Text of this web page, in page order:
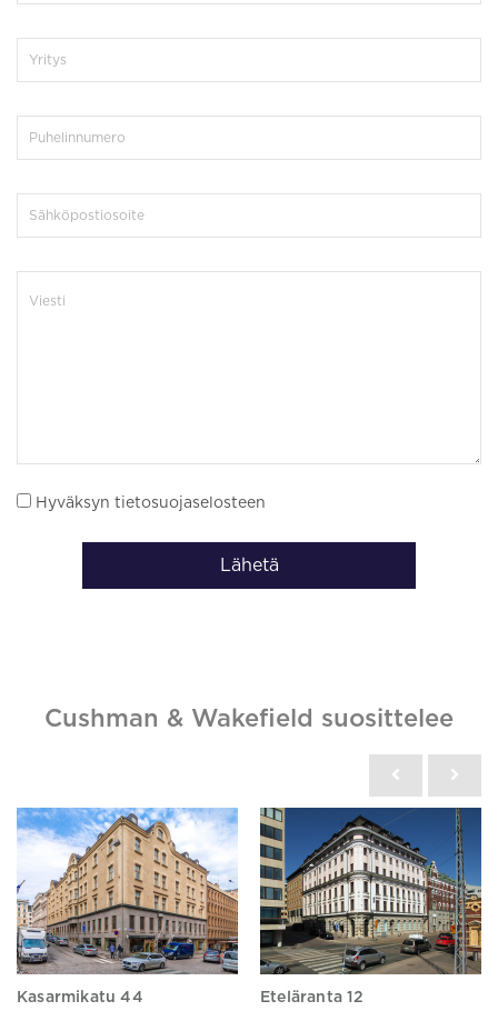
Hyväksyn tietosuojaselosteen
Lähetä
Cushman & Wakefield suosittelee
Kasarmikatu 44 Eteläranta 12